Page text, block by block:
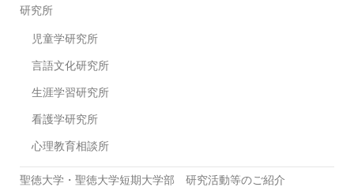
研究所
児童学研究所
言語文化研究所
生涯学習研究所
看護学研究所
心理教育相談所
聖徳大学・聖徳大学短期大学部 研究活動等のご紹介